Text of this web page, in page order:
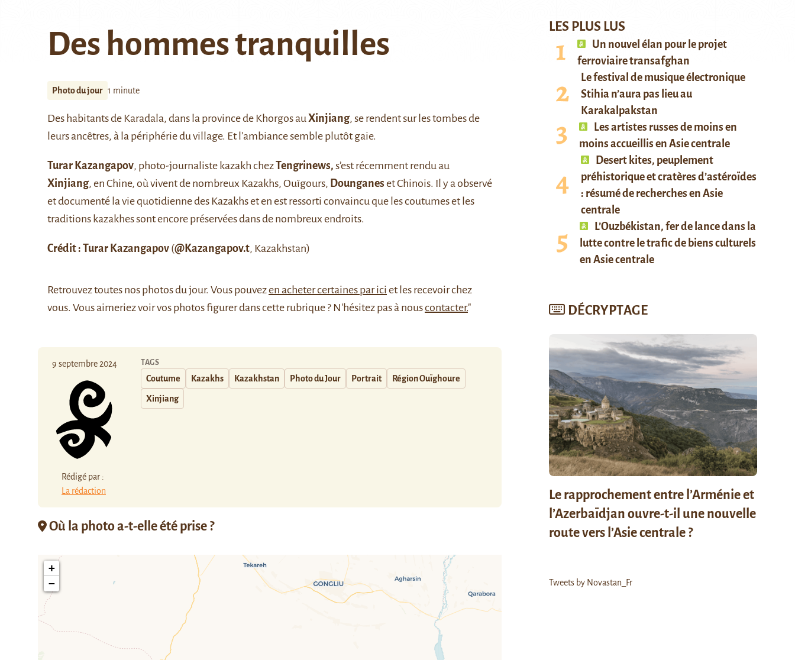
Des hommes tranquilles
Photo du jour 1 minute
Des habitants de Karadala, dans la province de Khorgos auXinjiang, se rendent sur les tombes de
leurs ancêtres, à la périphérie du village. Et l’ambiance semble plutôt gaie.
Turar Kazangapov, photo-journaliste kazakh chezTengrinews, s’est récemment rendu au
Xinjiang, en Chine, où vivent de nombreux Kazakhs, Ouïgours, Dounganes et Chinois. Il y a observé
et documenté la vie quotidienne des Kazakhs et en est ressorti convaincu que les coutumes et les
traditions kazakhes sont encore préservées dans de nombreux endroits.
Crédit : Turar Kazangapov (@Kazangapov.t, Kazakhstan)
Retrouveztoutes nos photos du jour. Vous pouvezen acheter certaines par ici et les recevoir chez
vous. Vous aimeriez voir vos photos figurer dans cette rubrique ? N'hésitez pas à nouscontacter."
9 septembre 2024
Rédigé par :
La rédaction
TAGS
Coutume Kazakhs Kazakhstan Photo du Jour Portrait Région Ouïghoure
Xinjiang
Où la photo a-t-elle été prise ?
+
−
LES PLUS LUS
Un nouvel élan pour le projet
ferroviaire transafghan
Le festival de musique électronique
Stihia n’aura pas lieu au
Karakalpakstan
Les artistes russes de moins en
moins accueillis en Asie centrale
Desert kites, peuplement
préhistorique et cratères d’astéroïdes
: résumé de recherches en Asie
centrale
L’Ouzbékistan, fer de lance dans la
lutte contre le trafic de biens culturels
en Asie centrale
DÉCRYPTAGE
Le rapprochement entre l’Arménie et
l’Azerbaïdjan ouvre-t-il une nouvelle
route vers l’Asie centrale ?
Tweets by Novastan_Fr